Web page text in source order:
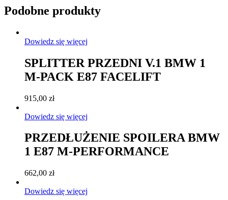
Podobne produkty
Dowiedz się więcej
SPLITTER PRZEDNI V.1 BMW 1
M-PACK E87 FACELIFT
915,00 zł
Dowiedz się więcej
PRZEDŁUŻENIE SPOILERA BMW
1 E87 M-PERFORMANCE
662,00 zł
Dowiedz się więcej